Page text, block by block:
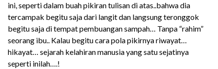
ini, seperti dalam buah pikiran tulisan di atas..bahwa dia
tercampak begitu saja dari langit dan langsung teronggok
begitu saja di tempat pembuangan sampah… Tanpa “rahim”
seorang ibu.. Kalau begitu cara pola pikirnya riwayat…
hikayat… sejarah kelahiran manusia yang satu sejatinya
seperti inilah….!